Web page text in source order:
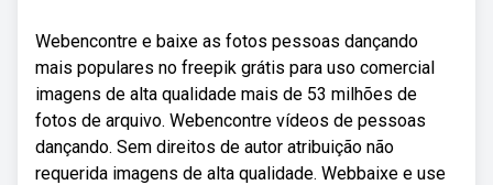
Webencontre e baixe as fotos pessoas dançando
mais populares no freepik grátis para uso comercial
imagens de alta qualidade mais de 53 milhões de
fotos de arquivo. Webencontre vídeos de pessoas
dançando. Sem direitos de autor atribuição não
requerida imagens de alta qualidade. Webbaixe e use